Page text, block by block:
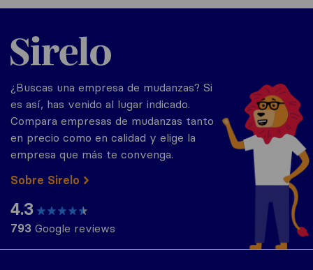
Sirelo.es
¿Buscas una empresa de mudanzas? Si
es así, has venido al lugar indicado.
Compara empresas de mudanzas tanto
en precio como en calidad y elige la
empresa que más te convenga.
Sobre Sirelo
4.3
793 Google reviews